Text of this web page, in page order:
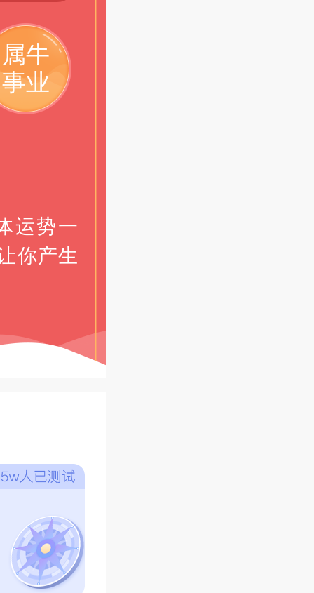
属牛
事业
运势一
你产生